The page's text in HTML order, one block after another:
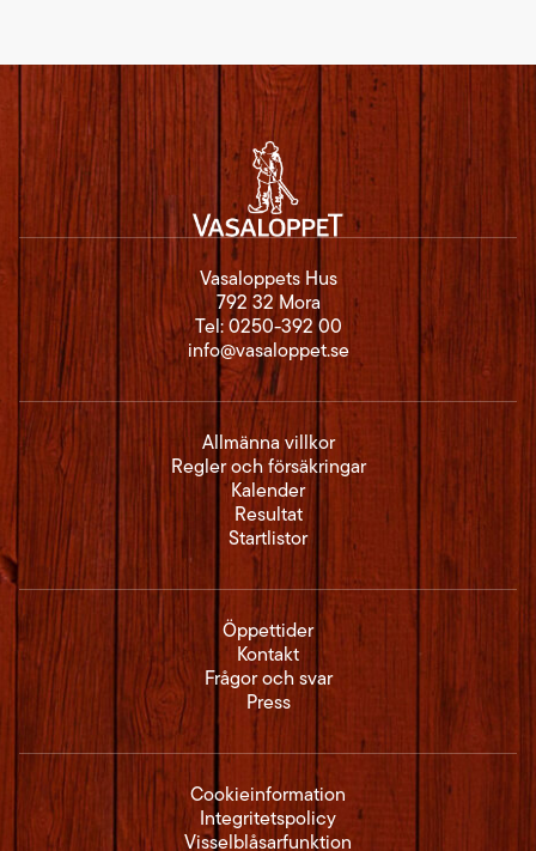
Allmänna villkor
Regler och försäkringar
Kalender
Resultat
Startlistor
Öppettider
Kontakt
Frågor och svar
Press
Cookieinformation
Integritetspolicy
Visselblåsarfunktion
Vasaloppets Hus
792 32 Mora
Tel:0250-392 00
info@vasaloppet.se